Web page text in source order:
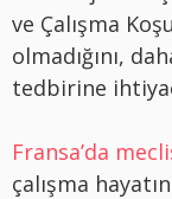
ve Çalışma
olmadığını,
tedbirine
Fransa’da
çalışma